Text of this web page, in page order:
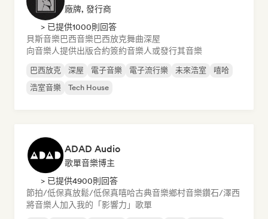
廠牌, 發行商
> 已提供1000則回答
貝斯音樂巴西音樂巴西放克舞曲深屋
向音樂人提供出版合約簽約音樂人或發行其音樂
巴西放克 深屋 電子音樂 電子流行樂 未來浩室
嘻哈
浩室音樂
Tech House
ADAD Audio
歌單音樂博主
> 已提供4900則回答
節拍/低保真放鬆/低保真嘻哈古典音樂鄉村音樂鑽石/澤西
將音樂人加入我的「影響力」歌單